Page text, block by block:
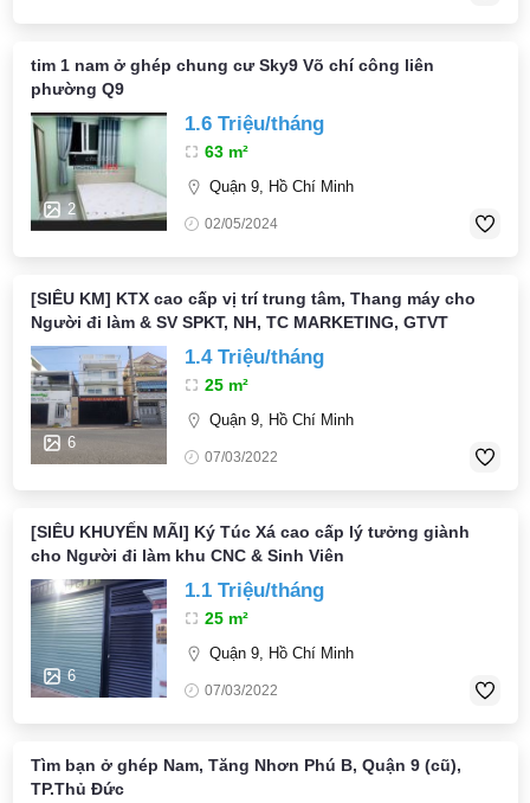
tim 1 nam ở ghép chung cư Sky9 Võ chí công liên
phường Q9
2
1.6 Triệu/tháng
63 m²
Quận 9, Hồ Chí Minh
02/05/2024
[SIÊU KM] KTX cao cấp vị trí trung tâm, Thang máy cho
Người đi làm & SV SPKT, NH, TC MARKETING, GTVT
6
1.4 Triệu/tháng
25 m²
Quận 9, Hồ Chí Minh
07/03/2022
[SIÊU KHUYẾN MÃI] Ký Túc Xá cao cấp lý tưởng giành
cho Người đi làm khu CNC & Sinh Viên
6
1.1 Triệu/tháng
25 m²
Quận 9, Hồ Chí Minh
07/03/2022
Tìm bạn ở ghép Nam, Tăng Nhơn Phú B, Quận 9 (cũ),
TP.Thủ Đức